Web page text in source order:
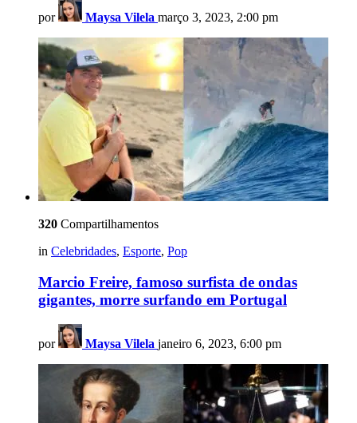
por Maysa Vilela março 3, 2023, 2:00 pm
320 Compartilhamentos
in Celebridades, Esporte, Pop
Marcio Freire, famoso surfista de ondas
gigantes, morre surfando em Portugal
por Maysa Vilela janeiro 6, 2023, 6:00 pm